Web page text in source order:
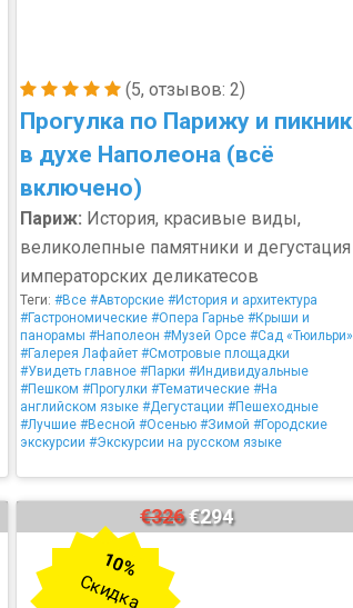
(5, отзывов: 2)
Прогулка по Парижу и пикник
в духе Наполеона (всё
включено)
Париж: История, красивые виды,
великолепные памятники и дегустация
императорских деликатесов
Теги: #Все #Авторские #История и архитектура
#Гастрономические #Опера Гарнье #Крыши и
панорамы #Наполеон #Музей Орсе #Сад «Тюильри»
#Галерея Лафайет #Смотровые площадки
#Увидеть главное #Парки #Индивидуальные
#Пешком #Прогулки #Тематические #На
английском языке #Дегустации #Пешеходные
#Лучшие #Весной #Осенью #Зимой #Городские
экскурсии #Экскурсии на русском языке
€326€294
10%
Скидка